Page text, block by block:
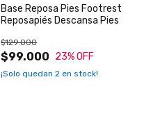
Base Reposa Pies Footrest
Reposapiés Descansa Pies
$99.000
$129.000
23% OFF
¡Solo quedan 2 en stock!